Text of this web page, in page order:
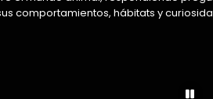
comportamientos, hábitats y